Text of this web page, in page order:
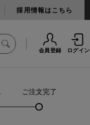
採用情報はこちら
会員登録 ログイン
ご注文完了